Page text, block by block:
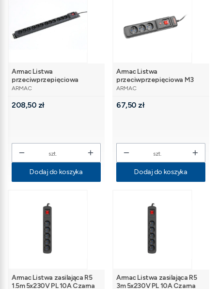
Armac Listwa
przeciwprzepięciowa
M12/16A Rack 19'' 1.5m
PRODUCENT
ARMAC
Cena
208,50 zł
szt.
Dodaj do koszyka
Armac Listwa
przeciwprzepięciowa M3
1.5m czarna (3 gniazda)
PRODUCENT
ARMAC
Cena
67,50 zł
szt.
Dodaj do koszyka
Armac Listwa zasilająca R5
1.5m 5x230V PL 10A Czarna
Armac Listwa zasilająca R5
3m 5x230V PL 10A Czarna